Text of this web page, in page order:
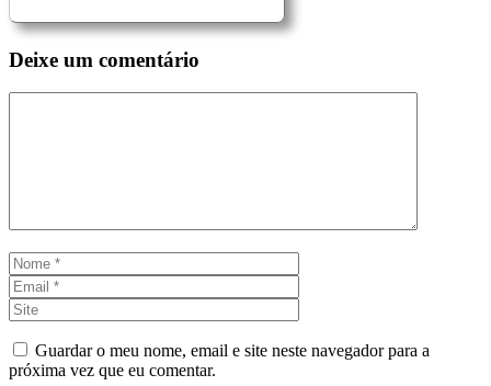
Deixe um comentário
Nome
Guardar o meu nome, email e site neste navegador para a
próxima vez que eu comentar.